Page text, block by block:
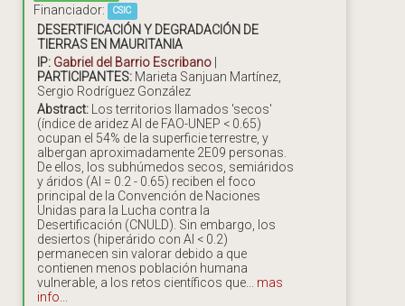
Financiador:
CSIC
DESERTIFICACIÓN Y DEGRADACIÓN DE
TIERRAS EN MAURITANIA
IP: Gabriel del Barrio Escribano
PARTICIPANTES: Marieta Sanjuan Martínez,
Sergio Rodríguez González
Abstract: Los territorios llamados 'secos'
(índice de aridez AI de FAO-UNEP < 0.65)
ocupan el 54% de la superficie terrestre, y
albergan aproximadamente 2E09 personas.
De ellos, los subhúmedos secos, semiáridos
y áridos (AI = 0.2 - 0.65) reciben el foco
principal de la Convención de Naciones
Unidas para la Lucha contra la
Desertificación (CNULD). Sin embargo, los
desiertos (hiperárido con AI < 0.2)
permanecen sin valorar debido a que
contienen menos población humana
vulnerable, a los retos científicos que... mas
info...